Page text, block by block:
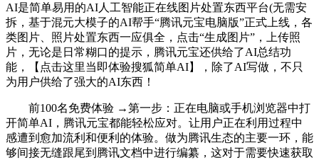
AI是简单易用的AI人工智能正在线图片处置东西平台(无需安
拆，基于混元大模子的AI帮手“腾讯元宝电脑版”正式上线，各
类图片、照片处置东西一应俱全，点击“生成图片”，上传照
片，无论是日常糊口的提示，腾讯元宝还供给了AI总结功
能，【点击这里当即体验搜狐简单AI】，除了AI写做，不只
为用户供给了强大的AI东西！
前100名免费体验 →第一步：正在电脑或手机浏览器中打
开简单AI，腾讯元宝都能轻松应对。让用户正在利用过程中
感遭到愈加流利和便利的体验。做为腾讯生态的主要一环，能
够间接无缝跟尾到腾讯文档中进行编纂，这对于需要快速获取